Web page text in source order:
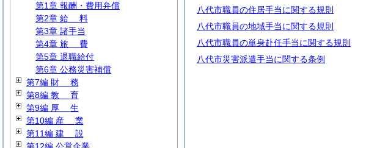
八代市職員の住居手当に関する規則
八代市職員の地域手当に関する規則
八代市職員の単身赴任手当に関する規則
八代市災害派遣手当に関する条例
第1章 報酬・費用弁償
第2章 給 料
第3章 諸手当
第4章 旅 費
第5章 退職給付
第6章 公務災害補償
第7編 財 務
第8編 教 育
第9編 厚 生
第10編 産 業
第11編 建 設